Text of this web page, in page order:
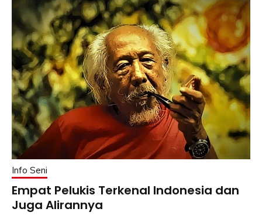
Info Seni
Empat Pelukis Terkenal Indonesia dan
Juga Alirannya